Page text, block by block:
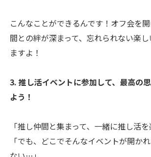
こんなことができるんです！オフ会を
間との絆が深まって、忘れられない楽
ますよ！
3. 推し活イベントに参加して、最高の
よう！
「推し仲間と集まって、一緒に推し活を
「でも、どこでそんなイベントが開か